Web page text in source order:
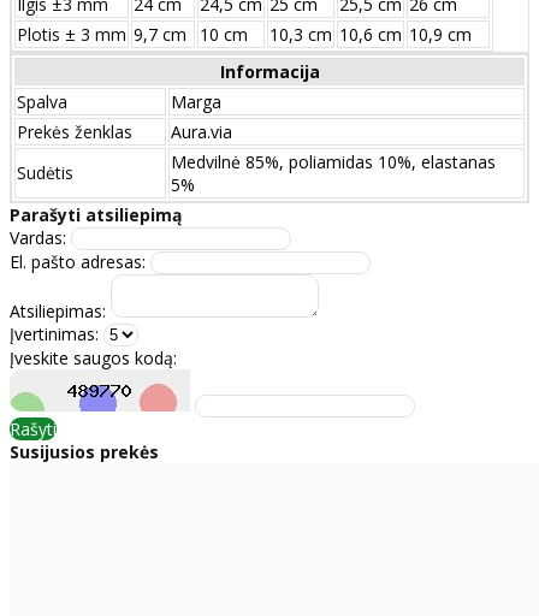
Plotis ± 3 mm 9,7 сm 10 сm 10,3 сm 10,6 сm 10,9 сm
Informacija
Spalva
Marga
Prekės ženklas
Aura.via
Sudėtis
Medvilnė 85%, poliamidas 10%, elastanas
5%
Parašyti atsiliepimą
Vardas:
El. pašto adresas:
Atsiliepimas:
Įvertinimas:
Įveskite saugos kodą:
Rašyti
Susijusios prekės